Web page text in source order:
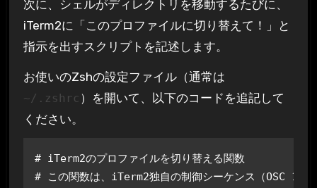
次に、シェルがディレクトリを移動するたびに、
iTerm2に「このプロファイルに切り替えて！」と
指示を出すスクリプトを記述します。
お使いのZshの設定ファイル（通常は
~/.zshrc ）を開いて、以下のコードを追記して
ください。
# iTerm2のプロファイルを切り替える関数
# この関数は、iTerm2独自の制御シーケンス（OSC